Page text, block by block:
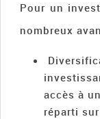
Pour un
nombreux
accès à
réparti